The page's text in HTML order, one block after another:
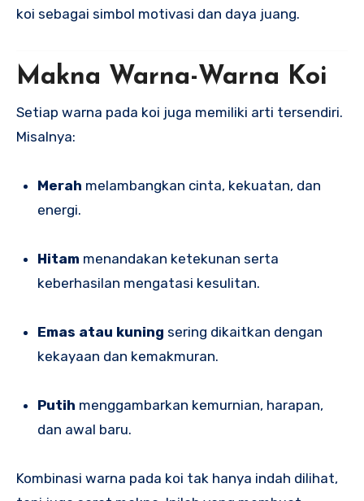
koi sebagai simbol motivasi dan daya juang.
Makna Warna-Warna Koi
Setiap warna pada koi juga memiliki arti tersendiri.
Misalnya:
Merah melambangkan cinta, kekuatan, dan
energi.
Hitam menandakan ketekunan serta
keberhasilan mengatasi kesulitan.
Emas atau kuning sering dikaitkan dengan
kekayaan dan kemakmuran.
Putih menggambarkan kemurnian, harapan,
dan awal baru.
Kombinasi warna pada koi tak hanya indah dilihat,